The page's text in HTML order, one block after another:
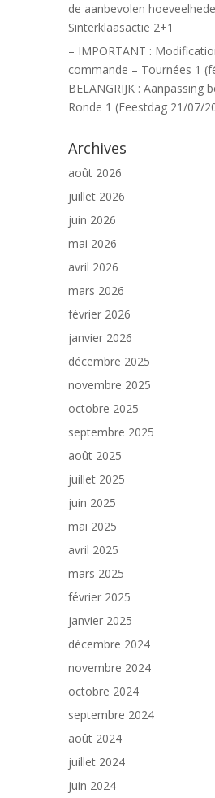
de aanbevolen
Sinterklaasactie 2+1
– IMPORTANT :
commande – Tournées 1
BELANGRIJK : Aanpassing
Ronde 1 (Feestdag 21/07/
Archives
août 2026
juillet 2026
juin 2026
mai 2026
avril 2026
mars 2026
février 2026
janvier 2026
décembre 2025
novembre 2025
octobre 2025
septembre 2025
août 2025
juillet 2025
juin 2025
mai 2025
avril 2025
mars 2025
février 2025
janvier 2025
décembre 2024
novembre 2024
octobre 2024
septembre 2024
août 2024
juillet 2024
juin 2024